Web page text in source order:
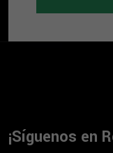
¡Síguenos en